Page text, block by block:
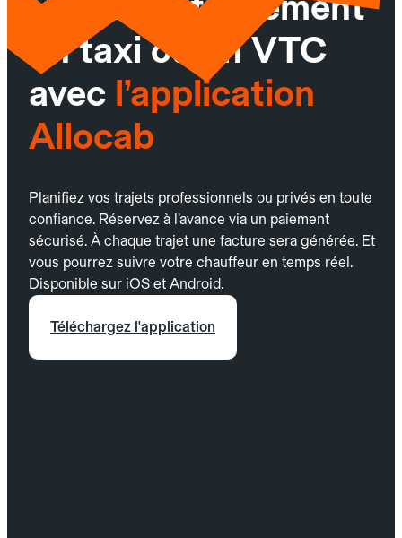
un taxi ou un VTC
avec l’application
Allocab
Planifiez vos trajets professionnels ou privés en toute
confiance. Réservez à l’avance via un paiement
sécurisé. À chaque trajet une facture sera générée. Et
vous pourrez suivre votre chauffeur en temps réel.
Disponible sur iOS et Android.
Téléchargez l'application